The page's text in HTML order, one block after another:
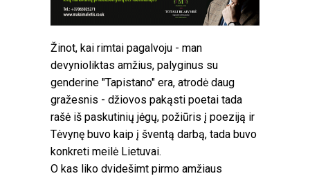
Žinot, kai rimtai pagalvoju - man
devynioliktas amžius, palyginus su
genderine "Tapistano" era, atrodė daug
gražesnis - džiovos pakąsti poetai tada
rašė iš paskutinių jėgų, požiūris į poeziją ir
Tėvynę buvo kaip į šventą darbą, tada buvo
konkreti meilė Lietuvai.
O kas liko dvidešimt pirmo amžiaus